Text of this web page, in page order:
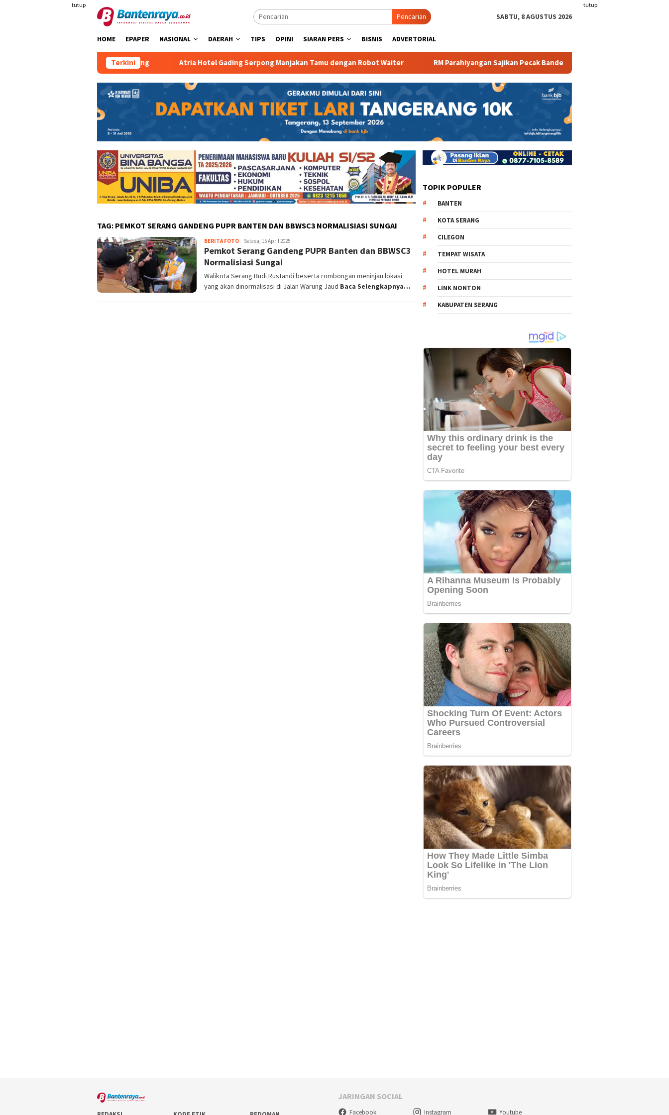
tutup tutup
Pencarian SABTU, 8 AGUSTUS 2026
HOME EPAPER NASIONAL DAERAH TIPS OPINI SIARAN PERS BISNIS ADVERTORIAL
Terkini
Siswa SMP 22 Kota Serang Atria Hotel Gading Serpong Manjakan Tamu dengan Robot Waiter RM Parahiyangan Sajikan Pecak Bandeng Tanpa Duri
TAG: PEMKOT SERANG GANDENG PUPR BANTEN DAN BBWSC3 NORMALISIASI SUNGAI
BERITA FOTO Doni
Kurniawan
Selasa, 15 April 2025
Pemkot Serang Gandeng PUPR Banten dan BBWSC3
Normalisiasi Sungai
Walikota Serang Budi Rustandi beserta rombongan meninjau lokasi
yang akan dinormalisasi di Jalan Warung Jaud Baca Selengkapnya…
TOPIK POPULER
BANTEN
KOTA SERANG
CILEGON
TEMPAT WISATA
HOTEL MURAH
LINK NONTON
KABUPATEN SERANG
JARINGAN SOCIAL
Facebook Instagram Youtube